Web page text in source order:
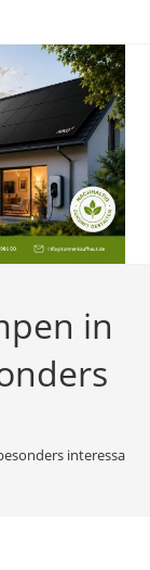
in
interessant